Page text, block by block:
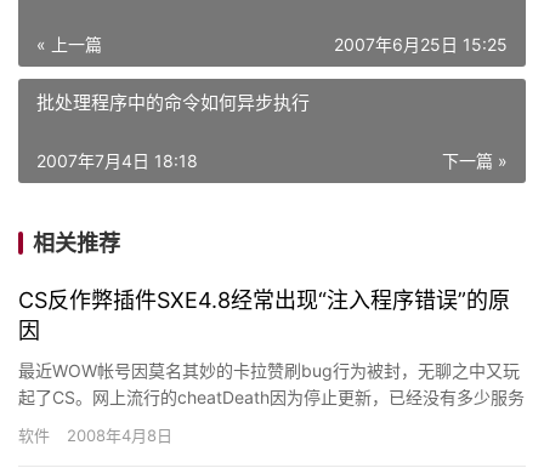
« 上一篇 2007年6月25日 15:25
批处理程序中的命令如何异步执行
下一篇 »
2007年7月4日 18:18
相关推荐
CS反作弊插件SXE4.8经常出现“注入程序错误”的原
因
最近WOW帐号因莫名其妙的卡拉赞刷bug行为被封，无聊之中又玩
起了CS。网上流行的cheatDeath因为停止更新，已经没有多少服务
器用了。现在sXe大行其道。可是很多人反映启动s…
软件 2008年4月8日